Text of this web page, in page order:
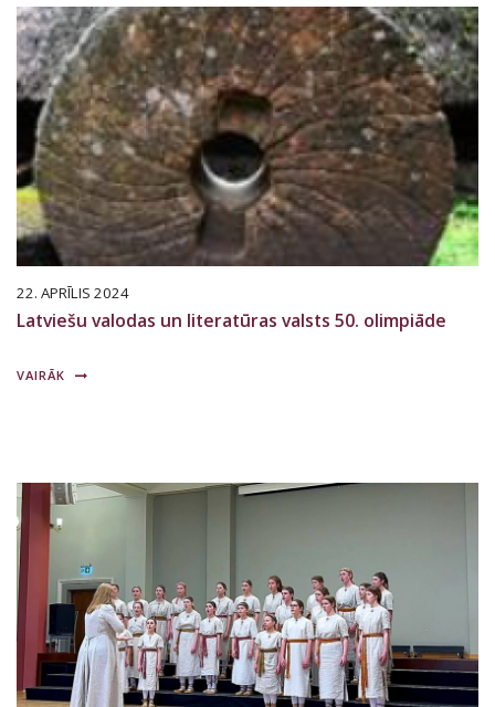
22. APRĪLIS 2024
Latviešu valodas un literatūras valsts 50. olimpiāde
VAIRĀK